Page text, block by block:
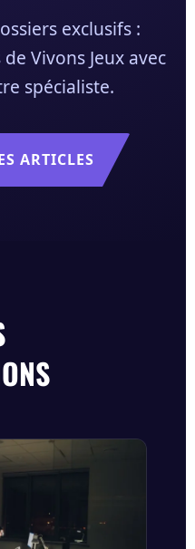
exclusifs :
Vivons Jeux avec
spécialiste.
ARTICLES